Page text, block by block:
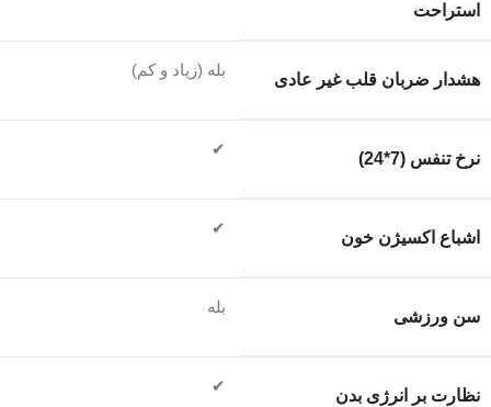
استراحت
هشدار ضربان قلب غیر عادی
بله (زیاد و کم)
نرخ تنفس (7*24)
✔
اشباع اکسیژن خون
✔
سن ورزشی
بله
نظارت بر انرژی بدن
✔